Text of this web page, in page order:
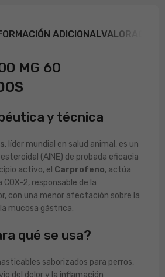
ADICIONAL
MG 60
y técnica
, líder mundial en salud animal, es un
(AINE) de probada eficacia
activo, el Carprofeno, actúa
2, responsable de la
con una menor afectación sobre la
mucosa gástrica.
qué se usa?
saborizados para perros,
del dolor y la inflamación